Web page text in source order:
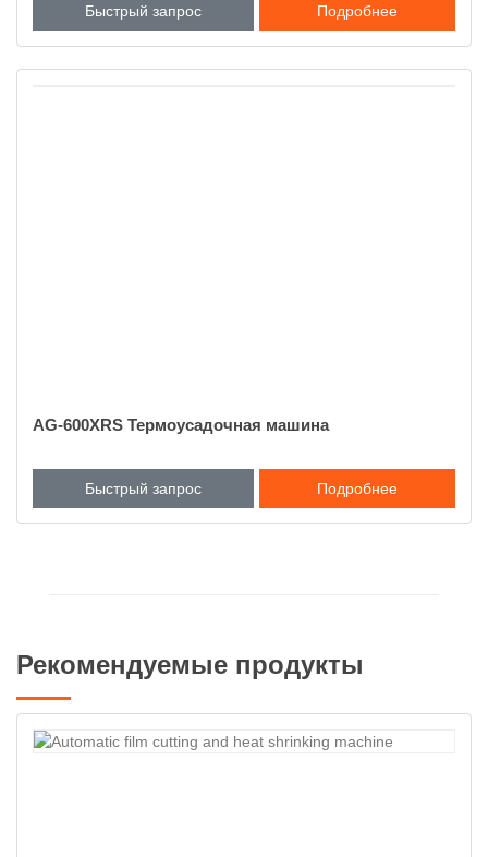
Быстрый запрос Подробнее
AG-600XRS Термоусадочная машина
Быстрый запрос Подробнее
Рекомендуемые продукты